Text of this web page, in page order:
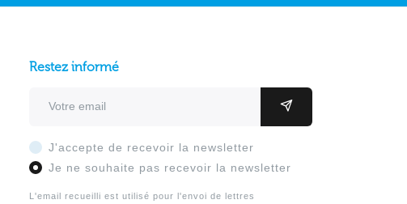
Restez informé
J'accepte de recevoir la newsletter
Je ne souhaite pas recevoir la newsletter
L'email recueilli est utilisé pour l'envoi de lettres